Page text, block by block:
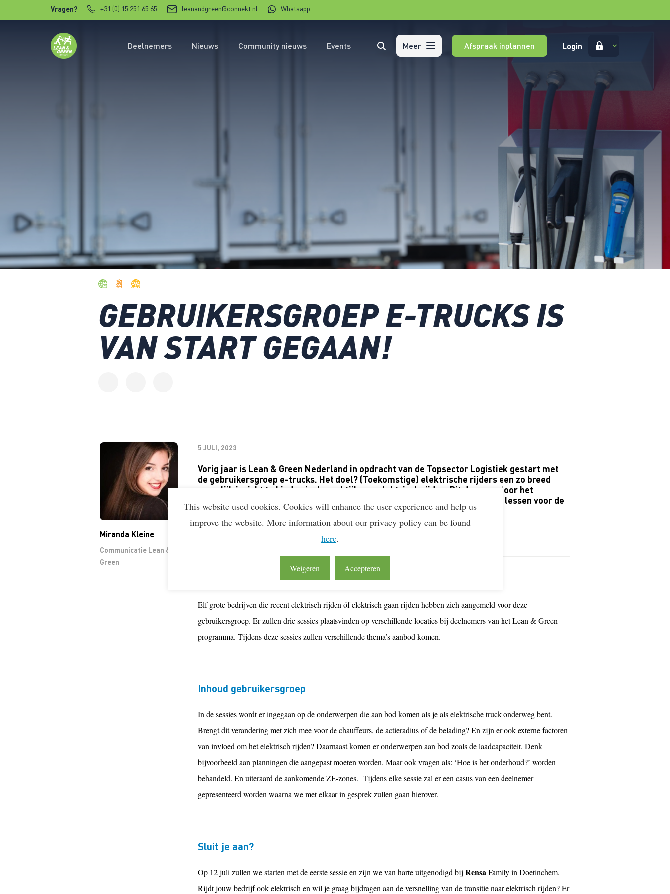
Verder naar contentVragen? +31 (0) 15 251 65 65 leanandgreen@connekt.nl Whatsapp
Deelnemers Nieuws Community nieuws EventsZoeken Meer Afspraak inplannen Login
GEBRUIKERSGROEP E-TRUCKS IS
VAN START GEGAAN!
Miranda Kleine
Communicatie Lean &
Green
5 JULI, 2023
Vorig jaar is Lean & Green Nederland in opdracht van de Topsector Logistiek gestart met
de gebruikersgroep e-trucks. Het doel? (Toekomstige) elektrische rijders een zo breed
mogelijk inzicht te bieden in de praktijk van elektrisch rijden
. Dit doen we door het
wat zorgt voor een snellere leercurve en lessen voor de
toekomst. Interesse? Goed nieuws! Er is nog plek.
Elf grote bedrijven die recent elektrisch rijden óf elektrisch gaan rijden hebben zich aangemeld voor deze
gebruikersgroep. Er zullen drie sessies plaatsvinden op verschillende locaties bij deelnemers van het Lean & Green
programma. Tijdens deze sessies zullen verschillende thema’s aanbod komen.
Inhoud gebruikersgroep
In de sessies wordt er ingegaan op de onderwerpen die aan bod komen als je als elektrische truck onderweg bent.
Brengt dit verandering met zich mee voor de chauffeurs, de actieradius of de belading? En zijn er ook externe factoren
van invloed om het elektrisch rijden? Daarnaast komen eronderwerpen aan bod zoals de laadcapaciteit. Denk
bijvoorbeeld aan planningen die aangepast moeten worden. Maar ook vragen als: ‘Hoe is het onderhoud?’ worden
behandeld. En uiteraard de aankomende ZE-zones. Tijdens elke sessie zal er een casus van een deelnemer
gepresenteerd worden waarna we met elkaar in gesprek zullen gaan hierover.
Sluit je aan?
Op 12 juli zullen we starten met de eerste sessie en zijn we van harte uitgenodigd bij RensaFamily in Doetinchem.
Rijdtjouw bedrijf ook elektrisch en wil je graag bijdragen aan de versnelling van de transitie naar elektrisch rijden? Er
This website used cookies. Cookies will enhance the user experience and help us
improve the website. More information about our privacy policy can be found
here.
Weigeren Accepteren